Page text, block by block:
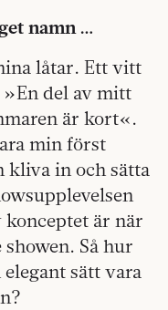
namn …
låtar. Ett vitt
del av mitt
är kort«.
min först
kliva in och sätta
konceptet är när
Så hur
sätt vara